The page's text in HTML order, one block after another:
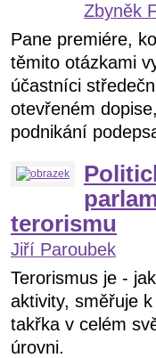
Zbyněk
Pane premiére,
těmito otázkami
účastníci
otevřeném
podnikání
terorismu
Jiří Paroubek
Terorismus je -
aktivity, směřuje
takřka v celém
úrovni.